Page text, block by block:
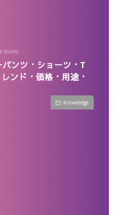
shorts
ンツ・ショーツ・T
ンド・価格・用途・
Knowledge